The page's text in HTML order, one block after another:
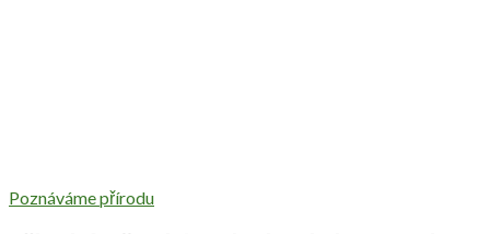
Poznáváme přírodu